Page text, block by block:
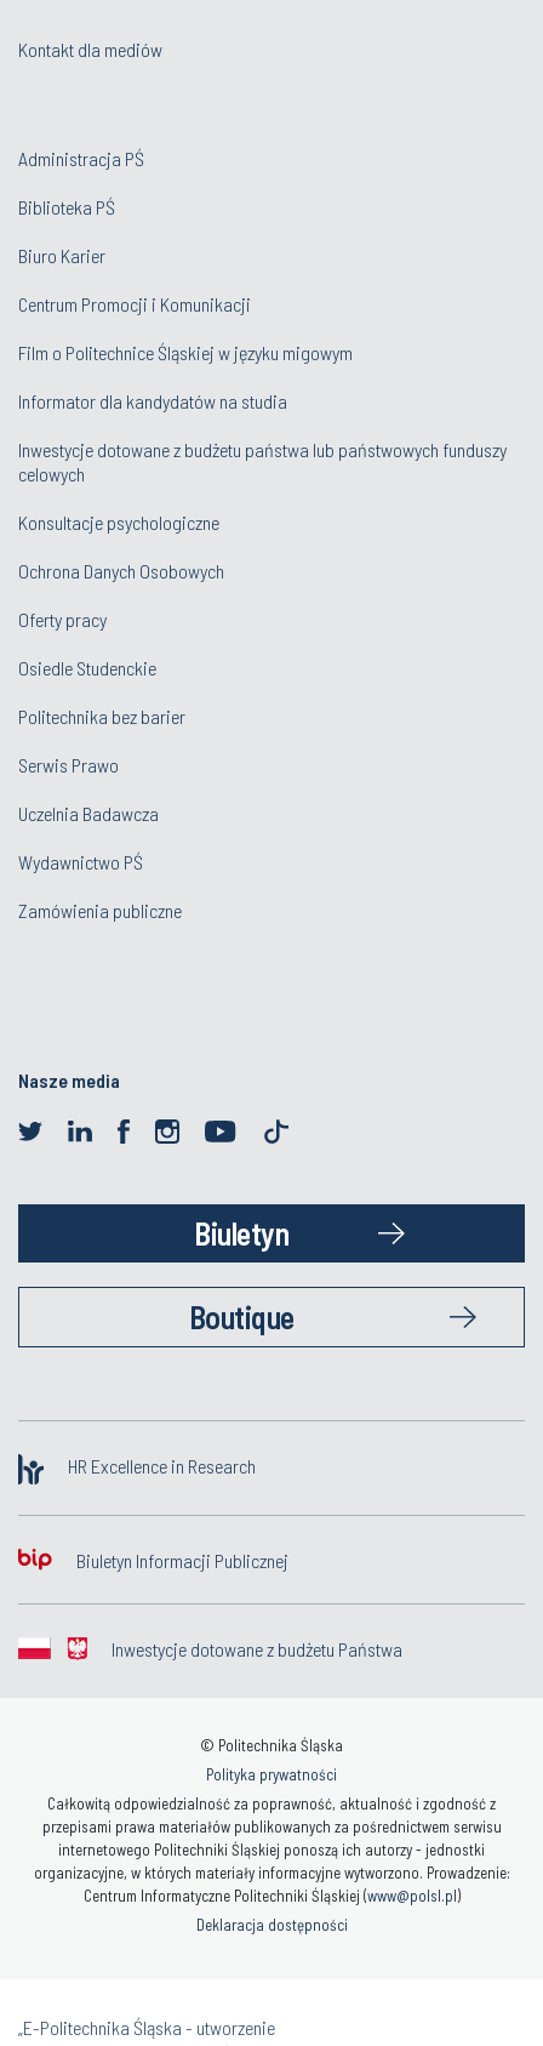
Kontakt dla mediów
Administracja PŚ
Biblioteka PŚ
Biuro Karier
Centrum Promocji i Komunikacji
Film o Politechnice Śląskiej w języku migowym
Informator dla kandydatów na studia
Inwestycje dotowane z budżetu państwa lub państwowych funduszy
celowych
Konsultacje psychologiczne
Ochrona Danych Osobowych
Oferty pracy
Osiedle Studenckie
Politechnika bez barier
Serwis Prawo
Uczelnia Badawcza
Wydawnictwo PŚ
Zamówienia publiczne
Nasze media
Biuletyn
Boutique
HR Excellence in Research
Biuletyn Informacji Publicznej
Inwestycje dotowane z budżetu Państwa
© Politechnika Śląska
Polityka prywatności
Całkowitą odpowiedzialność za poprawność, aktualność i zgodność z
przepisami prawa materiałów publikowanych za pośrednictwem serwisu
internetowego Politechniki Śląskiej ponoszą ich autorzy - jednostki
organizacyjne, w których materiały informacyjne wytworzono. Prowadzenie:
Centrum Informatyczne Politechniki Śląskiej (www@polsl.pl)
Deklaracja dostępności
„E-Politechnika Śląska - utworzenie